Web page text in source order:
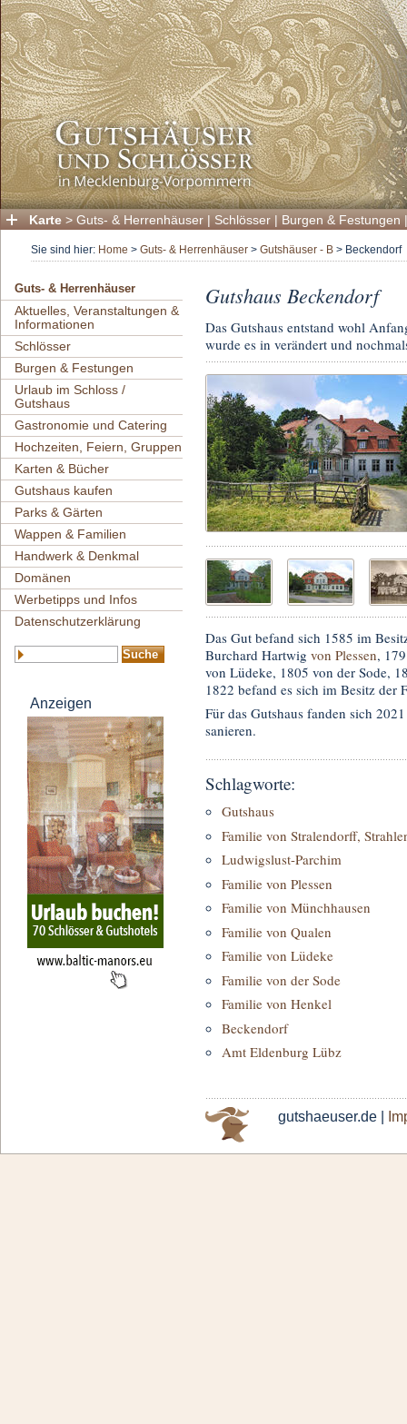
Karte > Guts- & Herrenhäuser | Schlösser | Burgen & Festungen
Sie sind hier: Home > Guts- & Herrenhäuser > Gutshäuser - B > Beckendorf
Guts- & Herrenhäuser
Aktuelles, Veranstaltungen &
Informationen
Schlösser
Burgen & Festungen
Urlaub im Schloss /
Gutshaus
Gastronomie und Catering
Hochzeiten, Feiern, Gruppen
Karten & Bücher
Gutshaus kaufen
Parks & Gärten
Wappen & Familien
Handwerk & Denkmal
Domänen
Werbetipps und Infos
Datenschutzerklärung
Anzeigen
Gutshaus Beckendorf
Das Gutshaus entstand wohl
wurde es in verändert und
Das Gut befand sich 1585 im
Burchard Hartwig von Plessen,
von Lüdeke, 1805 von der Sode,
1822 befand es sich im Besitz der
Für das Gutshaus fanden sich
sanieren.
Schlagworte:
Gutshaus
Familie von Stralendorff,
Ludwigslust-Parchim
Familie von Plessen
Familie von Münchhausen
Familie von Qualen
Familie von Lüdeke
Familie von der Sode
Familie von Henkel
Beckendorf
Amt Eldenburg Lübz
gutshaeuser.de |